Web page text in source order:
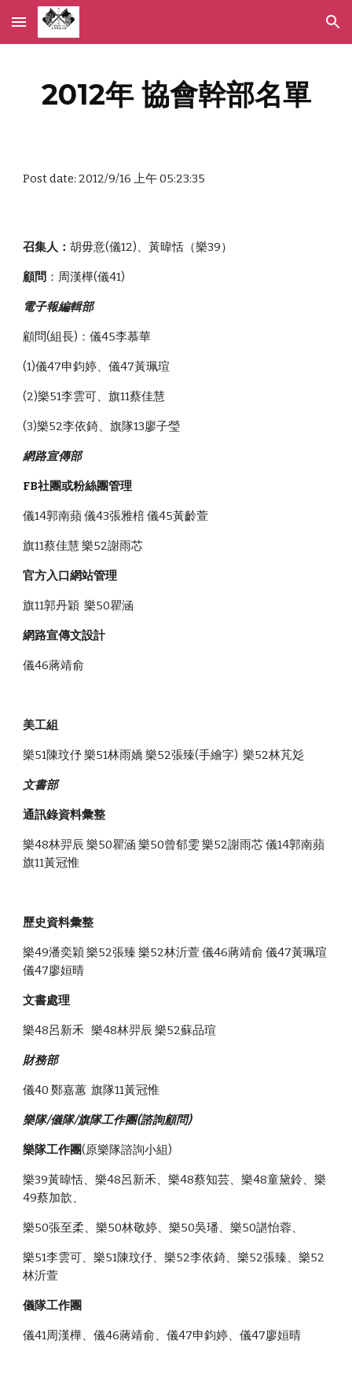
Skip to main content Skip to navigation
2012年 協會幹部名單
Post date: 2012/9/16 上午 05:23:35
召集人：胡毋意(儀12)、黃暐恬（樂39）
顧問 ：周漢樺(儀41)
電子報編輯部
顧問(組長)：儀45李慕華
(1)儀47申鈞婷、儀47黃珮瑄
(2)樂51李雲可、旗11蔡佳慧
(3)樂52李依錡、旗隊13廖子瑩
網路宣傳部
FB社團或粉絲團管理
儀14郭南蘋 儀43張雅棓 儀45黃齡萱
旗11蔡佳慧 樂52謝雨芯
官方入口網站管理
旗11郭丹穎  樂50瞿涵
網路宣傳文設計
儀46蔣靖俞
美工組
樂51陳玟伃樂51林雨嬌樂52張臻(手繪字)  樂52林芃彣
文書部
通訊錄資料彙整
樂48林羿辰 樂50瞿涵 樂50曾郁雯 樂52謝雨芯 儀14郭南蘋
旗11黃冠惟
歷史資料彙整
樂49潘奕穎 樂52張臻 樂52林沂萱儀46蔣靖俞 儀47黃珮瑄
儀47廖姮晴
文書處理
樂48呂新禾   樂48林羿辰 樂52蘇品瑄
財務部
儀40 鄭嘉蕙  旗隊11黃冠惟
樂隊/儀隊/旗隊工作團(諮詢顧問)
樂隊工作團(原樂隊諮詢小組)
樂39黃暐恬、樂48呂新禾、樂48蔡知芸、樂48童黛鈴、樂
49蔡加歆、
樂50張至柔、樂50林敬婷、樂50吳璠、樂50諶怡蓉、
樂51李雲可、樂51陳玟伃、樂52李依錡、樂52張臻、樂52
林沂萱
儀隊工作團
儀41周漢樺、儀46蔣靖俞、儀47申鈞婷、儀47廖姮晴